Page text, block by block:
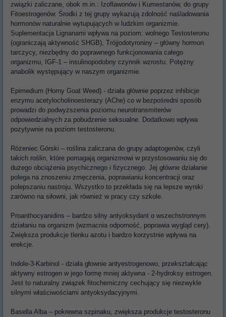
związki zaliczane, obok m.in.: Izoflawonów i Kumestanów, do grupy
Fitoestrogenów. Środki z tej grupy wykazują zdolność naśladowania
hormonów naturalnie wytupujących w ludzkim organizmie.
Suplementacja Lignanami wpływa na poziom: wolnego Testosteronu
(ograniczają aktywność SHGB), Trójjodotyroniny – główny hormon
tarczycy, niezbędny do poprawnego funkcjonowania całego
organizmu, IGF-1 – insulinopodobny czynnik wzrostu. Potężny
anabolik występujący w naszym organizmie.
Epimedium (Horny Goat Weed) - działa głównie poprzez inhibicje
enzymu acetylocholinoesterazy (AChe) co w bezpośredni sposób
prowadzi do podwyższenia poziomu neurotransmiterów
odpowiedzialnych za pobudzenie seksualne. Dodatkowo wpływa
pozytywnie na poziom testosteronu.
Różeniec Górski – roślina zaliczana do grupy adaptogenów, czyli
takich roślin, które pomagają organizmowi w przystosowaniu się do
dużego obciążenia psychicznego i fizycznego. Jej główne działanie
polega na znoszeniu zmęczenia, poprawianiu koncentracji oraz
polepszaniu nastroju. Wszystko to przekłada się na lepsze wyniki
zarówno na siłowni, jak również w pracy czy szkole.
Proanthocyanidins – bardzo silny antyoksydant o wszechstronnym
działaniu na organizm (wzmacnia odporność, poprawia wygląd cery).
Zwiększa produkcje tlenku azotu i bardzo korzystnie wpływa na
erekcje.
Indole-3-Karbinol - działa głownie antyestrogenowo, przekształcając
aktywny estrogen w jego formę mniej aktywna - 2-hydroksy estrogen.
Jest to naturalny związek fitochemiczny cechujący się niezwykle
silnymi właściwościami antyoksydacyjnymi.
Basella Alba – pokrewna szpinaku, zwiększa produkcje testosteronu